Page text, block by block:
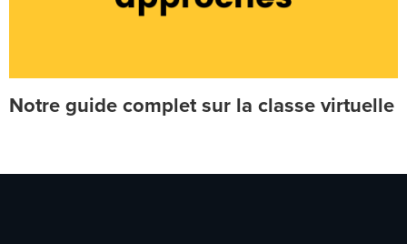
Notre guide complet sur la classe virtuelle